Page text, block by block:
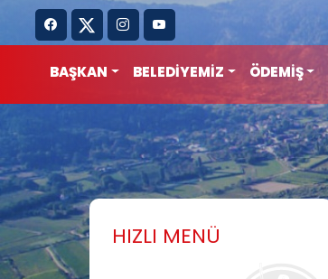
BAŞKAN BELEDİYEMİZ ÖDEMİŞ
HIZLI MENÜ